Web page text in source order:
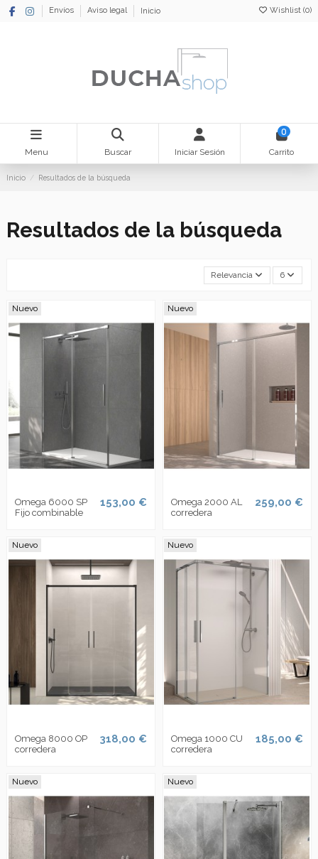
Envíos Aviso legal Inicio Wishlist (0)
Menu Buscar Iniciar Sesión
0
Carrito
Inicio Resultados de la búsqueda
Resultados de la búsqueda
Relevancia 6
Nuevo
Omega 6000 SP
Fijo combinable
153,00 €
Nuevo
Omega 2000 AL
corredera
259,00 €
Nuevo
Omega 8000 OP
corredera
318,00 €
Nuevo
Omega 1000 CU
corredera
185,00 €
Nuevo Nuevo